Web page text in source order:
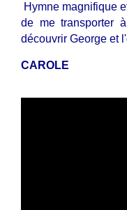
Hymne magnifique
de me transporter
découvrir George et
CAROLE